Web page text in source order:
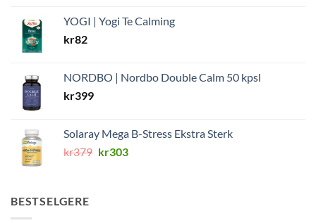
YOGI | Yogi Te Calming
kr82
NORDBO | Nordbo Double Calm 50 kpsl
kr399
Solaray Mega B-Stress Ekstra Sterk
kr379 Opprinnelig
kr303Nåværende
BESTSELGERE